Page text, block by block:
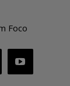
Foco